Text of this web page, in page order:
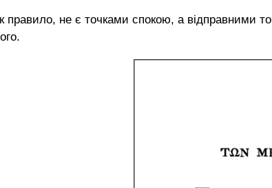
правило, не є точками спокою, а відправними